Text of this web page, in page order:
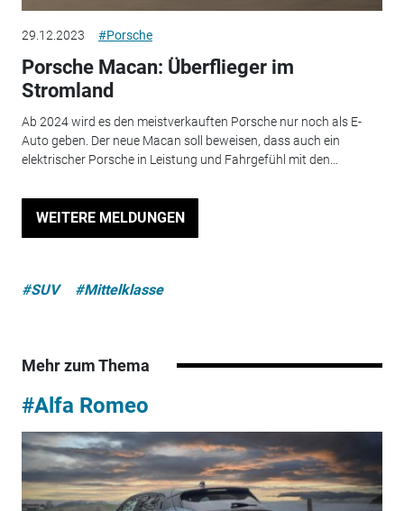
29.12.2023 #Porsche
Porsche Macan: Überflieger im
Stromland
Ab 2024 wird es den meistverkauften Porsche nur noch als E-
Auto geben. Der neue Macan soll beweisen, dass auch ein
elektrischer Porsche in Leistung und Fahrgefühl mit den...
WEITERE MELDUNGEN
#SUV #Mittelklasse
Mehr zum Thema
#Alfa Romeo